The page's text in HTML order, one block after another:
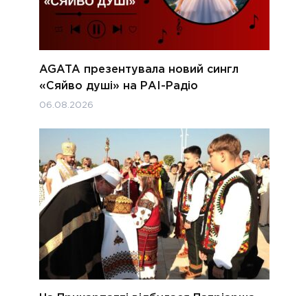
AGATA презентувала новий сингл
«Сяйво душі» на РАІ-Радіо
06.08.2026